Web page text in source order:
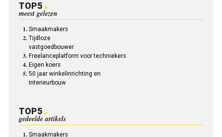
TOP5
meest gelezen
Smaakmakers
Tijdloze
­vastgoedbouwer
Freelanceplatform voor techniekers
Eigen koers
50 jaar winkelinrichting en
interieurbouw
TOP5
gedeelde artikels
Smaakmakers